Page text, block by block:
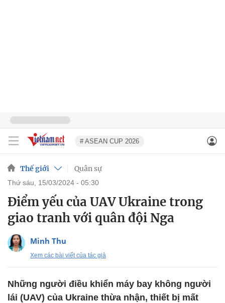
# ASEAN CUP 2026
Thế giới Quân sự
thứ sáu, 15/03/2024 - 05:30
Điểm yếu của UAV Ukraine trong
giao tranh với quân đội Nga
Minh Thu
Xem các bài viết của tác giả
Những người điều khiển máy bay không người
lái (UAV) của Ukraine thừa nhận, thiết bị mất